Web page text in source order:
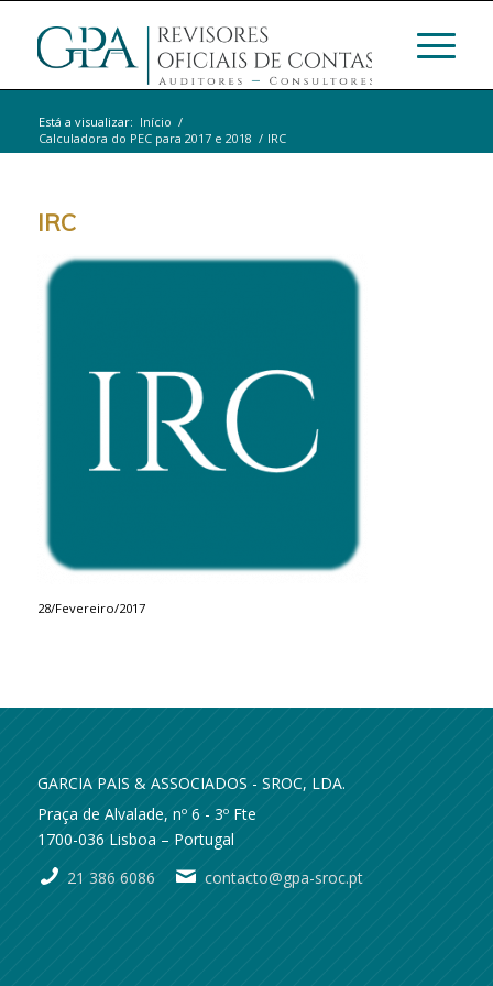
Está a visualizar: Início /
Calculadora do PEC para 2017 e 2018 / IRC
IRC
28/Fevereiro/2017
GARCIA PAIS & ASSOCIADOS - SROC, LDA.
Praça de Alvalade, nº 6 - 3º Fte
1700-036 Lisboa – Portugal
21 386 6086
contacto@gpa-sroc.pt